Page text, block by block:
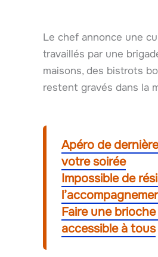
Le chef annonce une
travaillés par une
maisons, des bistrots
restent gravés dans la
Apéro de
votre soirée
Impossible de
Faire une
accessible à tous